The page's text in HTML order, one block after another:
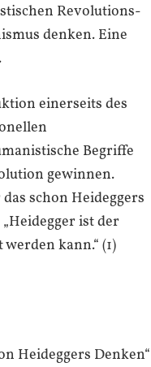
Revolutions-
denken. Eine
einerseits des
Begriffe
gewinnen.
schon Heideggers
ist der
kann.“ (1)
Heideggers Denken“